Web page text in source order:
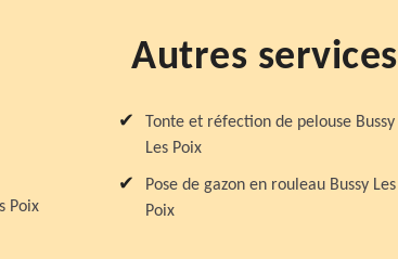
Autres services
Poix
Tonte et réfection de pelouse Bussy
Les Poix
Pose de gazon en rouleau Bussy Les
Poix